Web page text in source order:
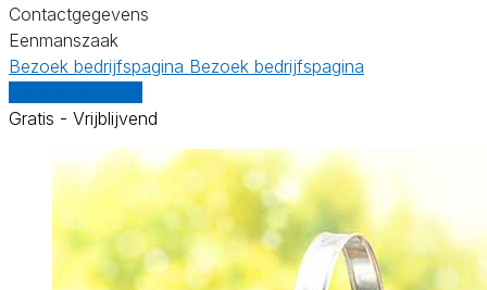
Contactgegevens
Eenmanszaak
Bezoek bedrijfspagina Bezoek bedrijfspagina
Gratis - Vrijblijvend